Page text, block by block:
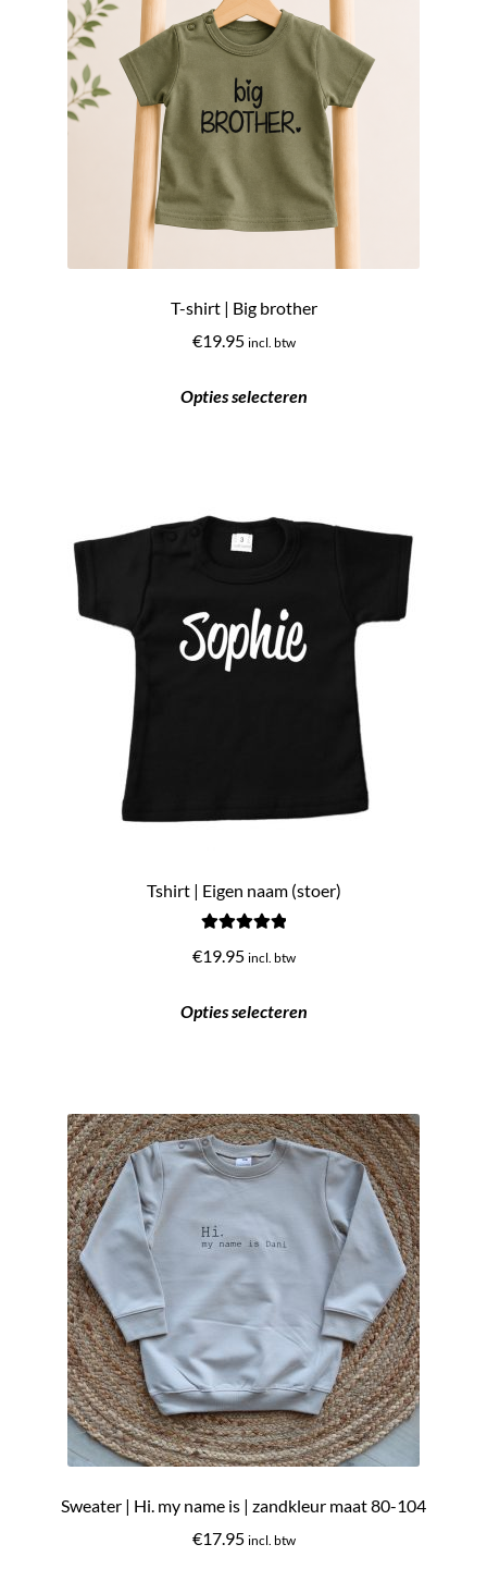
T-shirt | Big brother
€19.95 incl. btw
Opties selecteren
Tshirt | Eigen naam (stoer)
€19.95 incl. btw
Opties selecteren
Sweater | Hi. my name is | zandkleur maat 80-104
€17.95 incl. btw